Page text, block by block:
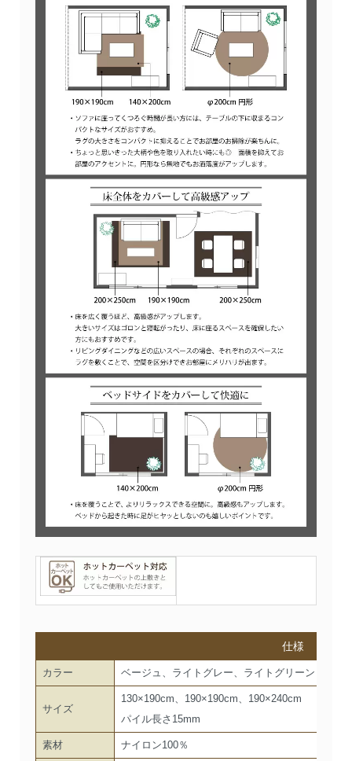
仕様
カラー ベージュ、ライトグレー、ライトグリーン
サイズ
130×190cm、190×190cm、190×240cm
パイル長さ15mm
素材 ナイロン100％